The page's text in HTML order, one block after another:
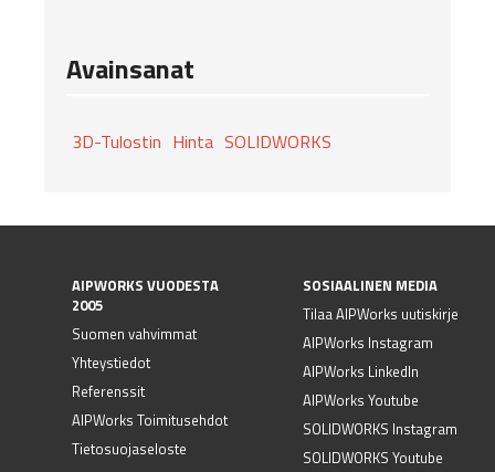
Avainsanat
3D-Tulostin Hinta SOLIDWORKS
AIPWORKS VUODESTA
2005
Suomen vahvimmat
Yhteystiedot
Referenssit
AIPWorks Toimitusehdot
Tietosuojaseloste
SOSIAALINEN MEDIA
Tilaa AIPWorks uutiskirje
AIPWorks Instagram
AIPWorks LinkedIn
AIPWorks Youtube
SOLIDWORKS Instagram
SOLIDWORKS Youtube